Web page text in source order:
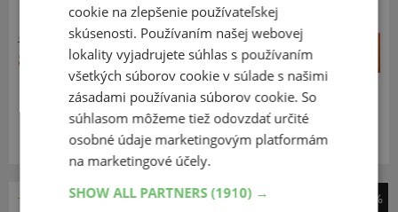
157,44 €
89,00 €
–
SKLADOM Expedujeme ešte dnes
Na predajni v Bratislave do 2 dní.
Centrálny sklad 20 ks.
-41%
cookie na zlepšenie používateľskej
skúsenosti. Používaním našej webovej
lokality vyjadrujete súhlas s používaním
všetkých súborov cookie v súlade s našimi
zásadami používania súborov cookie. So
súhlasom môžeme tiež odovzdať určité
osobné údaje marketingovým platformám
na marketingové účely.
SHOW ALL PARTNERS(1910) →